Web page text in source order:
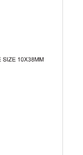
Legrand,
Allen-
OPT, CIC,
Indonesia,
BOSS,
100%
surat
terbaik
tim sales